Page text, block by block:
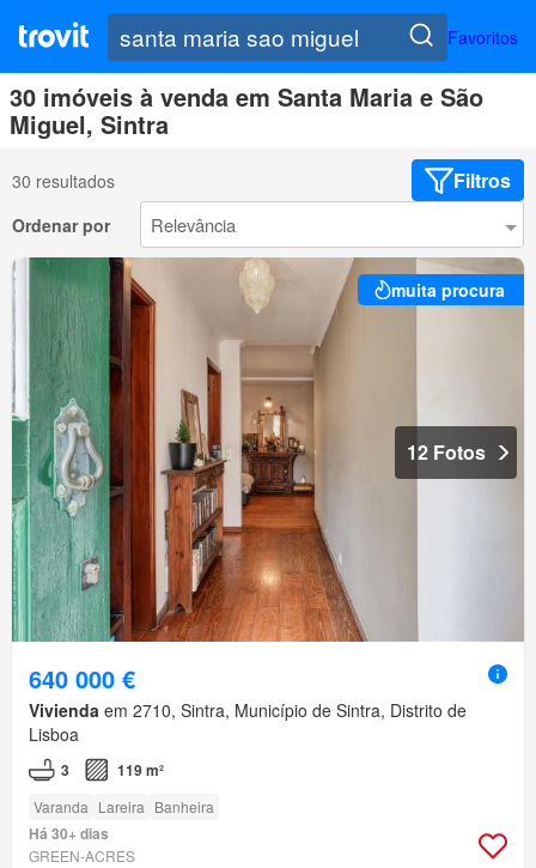
Favoritos
30 imóveis à venda em Santa Maria e São
Miguel, Sintra
30 resultados Filtros
Ordenar por
muita procura
12 Fotos
640 000 €
Vivienda em 2710, Sintra, Município de Sintra, Distrito de
Lisboa
3 119 m²
Varanda Lareira Banheira
Há 30+ dias
GREEN-ACRES